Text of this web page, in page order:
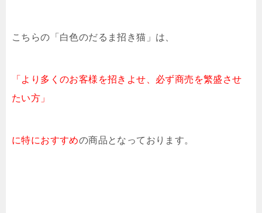
こちらの「白色のだるま招き猫」は、
「より多くのお客様を招きよせ、必ず商売を繁盛させ
たい方」
に特におすすめの商品となっております。